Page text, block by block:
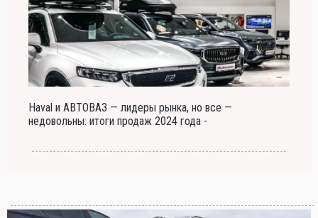
Haval и АВТОВАЗ — лидеры рынка, но все —
недовольны: итоги продаж 2024 года -